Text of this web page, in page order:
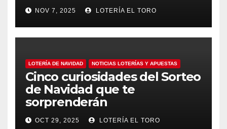
NOV 7, 2025 LOTERÍA EL TORO
LOTERÍA DE NAVIDAD NOTICIAS LOTERÍAS Y APUESTAS
Cinco curiosidades del Sorteo
de Navidad que te
sorprenderán
OCT 29, 2025 LOTERÍA EL TORO